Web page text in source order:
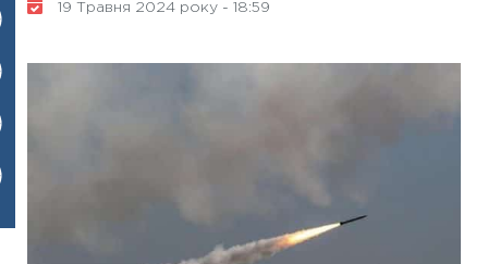
19 Травня 2024 року - 18:59